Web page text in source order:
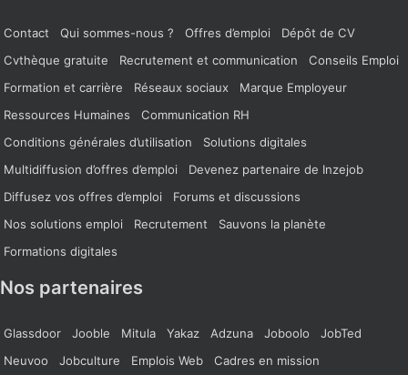
Contact Qui sommes-nous ? Offres d’emploi
Dépôt de CV
Cvthèque gratuite
Recrutement et communication
Conseils Emploi
Formation et carrière
Réseaux sociaux
Marque Employeur
Ressources Humaines
Communication RH
Conditions générales d’utilisation
Solutions digitales
Multidiffusion d’offres d’emploi
Devenez partenaire de Inzejob
Diffusez vos offres d’emploi
Forums et discussions
Nos solutions emploi
Recrutement
Sauvons la planète
Formations digitales
Nos partenaires
Glassdoor Jooble Mitula Yakaz Adzuna Joboolo
JobTed
Neuvoo
Jobculture Emplois Web Cadres en mission